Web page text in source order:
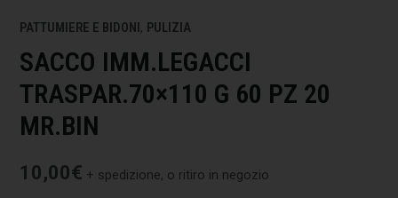
PATTUMIERE E BIDONI, PULIZIA
SACCO IMM.LEGACCI
TRASPAR.70×110 G 60 PZ 20
MR.BIN
10,00€ + spedizione, o ritiro in negozio